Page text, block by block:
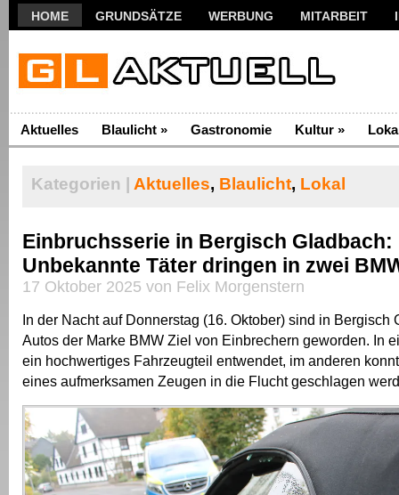
HOME GRUNDSÄTZE WERBUNG MITARBEIT
Aktuelles Blaulicht » Gastronomie Kultur »
Kategorien | Aktuelles, Blaulicht, Lokal
Einbruchsserie in Bergisch Gladbach:
Unbekannte Täter dringen in zwei
17 Oktober 2025 von Felix Morgenstern
In der Nacht auf Donnerstag (16. Oktober) sind in Bergisch
Autos der Marke BMW Ziel von Einbrechern geworden. In
ein hochwertiges Fahrzeugteil entwendet, im anderen
eines aufmerksamen Zeugen in die Flucht geschlagen